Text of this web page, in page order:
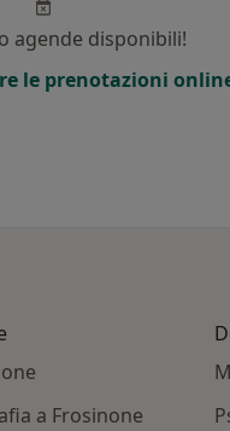
agende disponibili!
le prenotazioni
a Frosinone